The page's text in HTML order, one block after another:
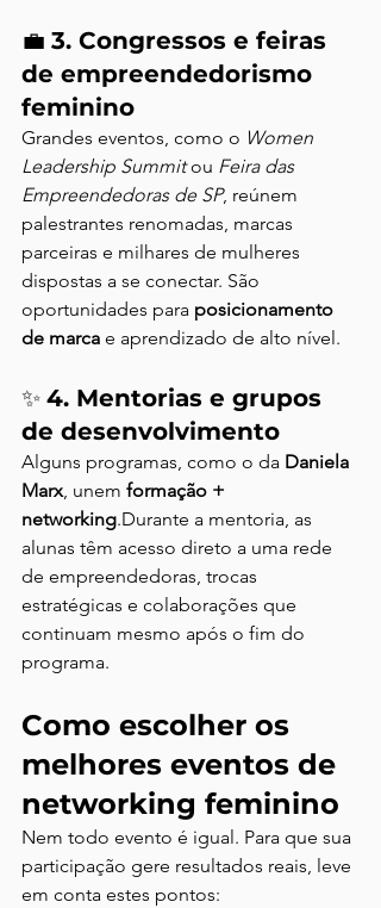
💼 3. Congressos e feiras
de empreendedorismo
feminino
Grandes eventos, como o Women
Leadership Summit ou Feira das
Empreendedoras de SP, reúnem
palestrantes renomadas, marcas
parceiras e milhares de mulheres
dispostas a se conectar. São
oportunidades para posicionamento
de marca e aprendizado de alto nível.
✨ 4. Mentorias e grupos
de desenvolvimento
Alguns programas, como o da Daniela
Marx , unem formação +
networking.Durante a mentoria, as
alunas têm acesso direto a uma rede
de empreendedoras, trocas
estratégicas e colaborações que
continuam mesmo após o fim do
programa.
Como escolher os
melhores eventos de
networking feminino
Nem todo evento é igual. Para que sua
participação gere resultados reais, leve
em conta estes pontos: